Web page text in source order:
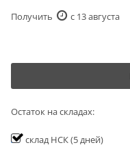
Получить c 13 августа
Остаток на складах:
склад НСК(5 дней)